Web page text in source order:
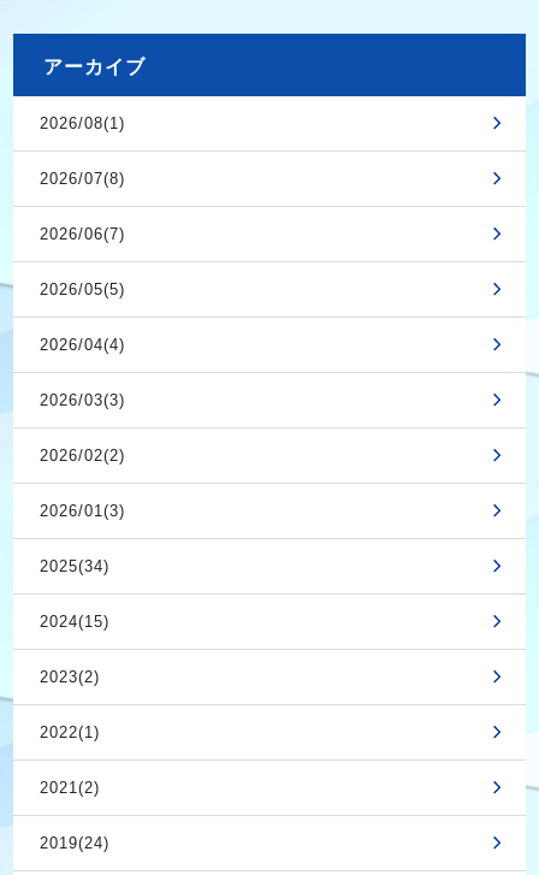
アーカイブ
2026/08(1)
2026/07(8)
2026/06(7)
2026/05(5)
2026/04(4)
2026/03(3)
2026/02(2)
2026/01(3)
2025(34)
2024(15)
2023(2)
2022(1)
2021(2)
2019(24)